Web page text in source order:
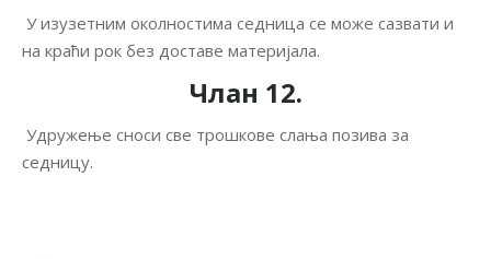
У изузетним околностима седница се може сазвати и
на краћи рок без доставе материјала.
Члан 12.
Удружење сноси све трошкове слања позива за
седницу.